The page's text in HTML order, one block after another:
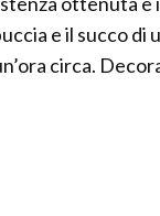
e il succo di
circa.